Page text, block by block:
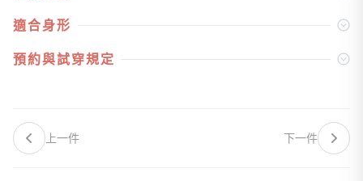
適合身形
預約與試穿規定
上一件 下一件